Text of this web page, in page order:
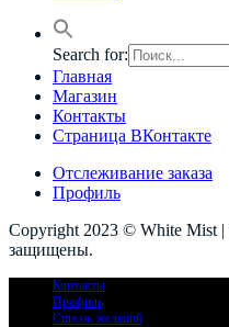
Search for:
Главная
Магазин
Контакты
Страница ВКонтакте
Отслеживание заказа
Профиль
Copyright 2023 © White Mist |
защищены.
Контакты
Профиль
Список желаний